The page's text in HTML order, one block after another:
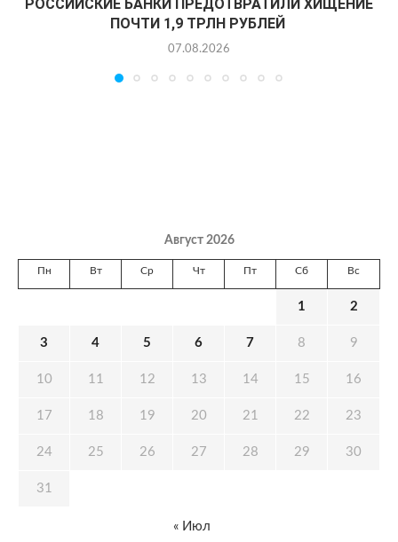
РОССИЙСКИЕ БАНКИ ПРЕДОТВРАТИЛИ ХИЩЕНИЕ
ПОЧТИ 1,9 ТРЛН РУБЛЕЙ
07.08.2026
Август 2026
Пн Вт Ср Чт Пт Сб Вс
1 2
3 4 5 6 7 8 9
10 11 12 13 14 15 16
17 18 19 20 21 22 23
24 25 26 27 28 29 30
31
« Июл